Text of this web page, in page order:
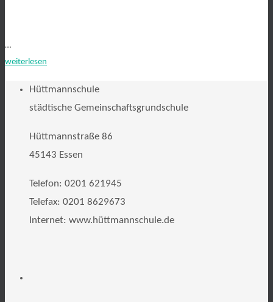
…
weiterlesen
Hüttmannschule
städtische Gemeinschaftsgrundschule
Hüttmannstraße 86
45143 Essen
Telefon: 0201 621945
Telefax: 0201 8629673
Internet: www.hüttmannschule.de